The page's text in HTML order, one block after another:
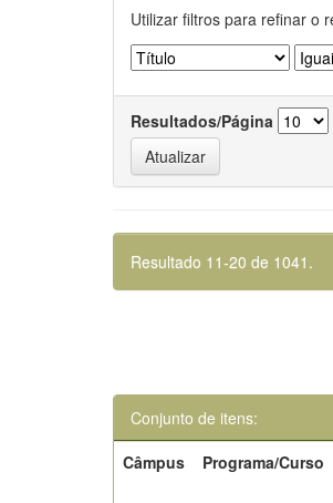
Utilizar filtros para refinar o
Resultados/Página
Resultado 11-20 de 1041.
Conjunto de itens:
Câmpus
Programa/Curso